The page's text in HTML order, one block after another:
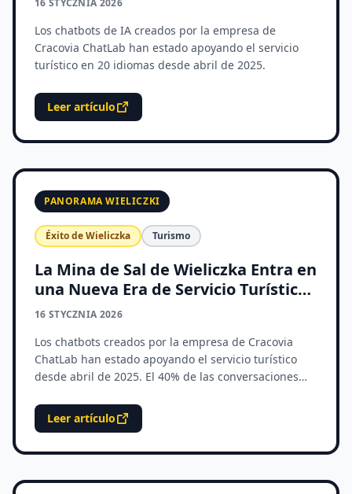
16 STYCZNIA 2026
Los chatbots de IA creados por la empresa de
Cracovia ChatLab han estado apoyando el servicio
turístico en 20 idiomas desde abril de 2025.
Leer artículo
PANORAMA WIELICZKI
Éxito de Wieliczka Turismo
La Mina de Sal de Wieliczka Entra en
una Nueva Era de Servicio Turístico
Digital
16 STYCZNIA 2026
Los chatbots creados por la empresa de Cracovia
ChatLab han estado apoyando el servicio turístico
desde abril de 2025. El 40% de las conversaciones
Leer artículo